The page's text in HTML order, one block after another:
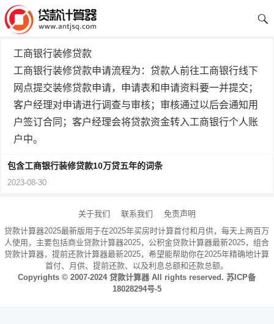
工商银行装修贷款
工商银行装修贷款申请流程为：贷款人前往工商银行线下
网点提交装修贷款申请，申请表和申请资料要一并提交；
客户经理对申请进行调查与审核；审核通过以后会通知用
户签订合同；客户经理会将贷款资金转入工商银行个人账
户中。
包含工商银行装修贷款10万贷五年的词条
2023-08-30
关于我们 联系我们
免责声明
贷款计算器2025最新版用于在2025年买房时计算首付和月供，每天上两百万
人使用，主要包括商业贷款计算器2025，公积金贷款计算器最新2025，组合
贷款计算器，提前还款计算器最新2025，希望能帮助你在2025年精确地计算
首付、月供、提前还款、以及利息总额和还款总额。
Copyrights © 2007-2024贷款计算器 All rights reserved.苏ICP备
18028294号-5